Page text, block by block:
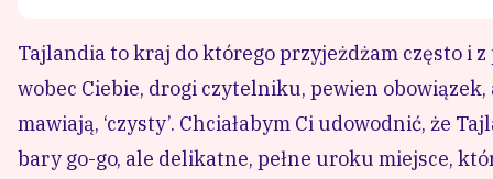
Tajlandia to kraj do którego przyjeżdżam często i
wobec Ciebie, drogi czytelniku, pewien
mawiają, ‘czysty’. Chciałabym Ci udowodnić, że
bary go-go, ale delikatne, pełne uroku miejsce,